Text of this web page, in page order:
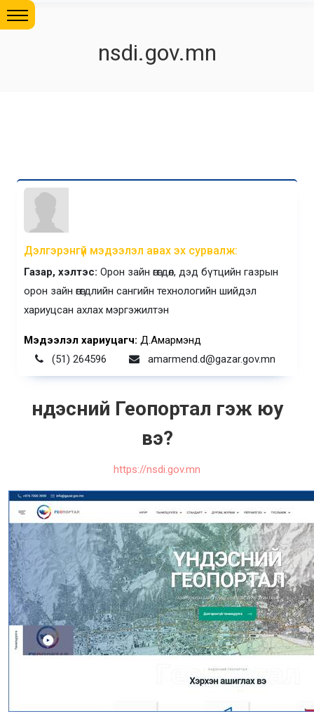
nsdi.gov.mn
Дэлгэрэнгүй мэдээлэл авах эх сурвалж:
Газар, хэлтэс: Орон зайн өгөгдөл, дэд бүтцийн газрын
орон зайн өгөгдлийн сангийн технологийн шийдэл
хариуцсан ахлах мэргэжилтэн
Мэдээлэл хариуцагч: Д.Амармэнд
(51) 264596
amarmend.d@gazar.gov.mn
Үндэсний Геопортал гэж юу
вэ?
https://nsdi.gov.mn